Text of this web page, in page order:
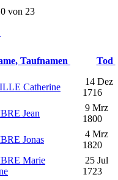
von 23
Taufnamen Tod
Catherine
14 Dez
1716
Jean
9 Mrz
1800
Jonas
4 Mrz
1820
Marie
25 Jul
1723